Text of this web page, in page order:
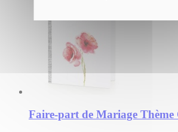
Faire-part de Mariage Thème